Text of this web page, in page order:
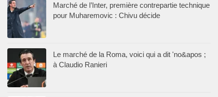
Marché de l’Inter, première contrepartie technique
pour Muharemovic : Chivu décide
Le marché de la Roma, voici qui a dit 'no&apos ;
à Claudio Ranieri